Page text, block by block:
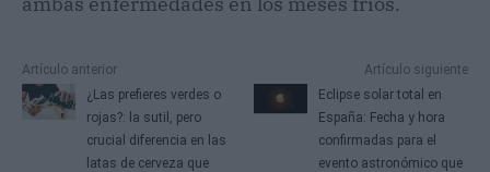
Artículo anterior
¿Las prefieres verdes o
rojas?: la sutil, pero
crucial diferencia en las
latas de cerveza que
Artículo siguiente
Eclipse solar total en
España: Fecha y hora
confirmadas para el
evento astronómico que